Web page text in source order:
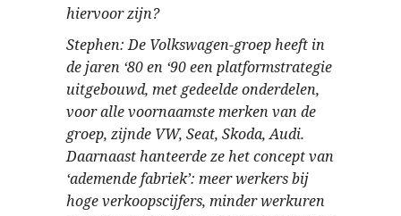
hiervoor zijn?
Stephen: De Volkswagen-groep heeft in
de jaren ‘80 en ‘90 een platformstrategie
uitgebouwd, met gedeelde onderdelen,
voor alle voornaamste merken van de
groep, zijnde VW, Seat, Skoda, Audi.
Daarnaast hanteerde ze het concept van
‘ademende fabriek’: meer werkers bij
hoge verkoopscijfers, minder werkuren